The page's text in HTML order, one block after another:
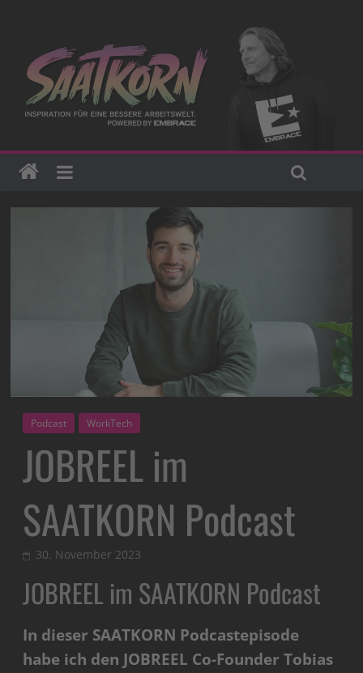
Podcast WorkTech
JOBREEL im
SAATKORN Podcast
30. November 2023
JOBREEL im SAATKORN Podcast
In dieser SAATKORN Podcastepisode
habe ich den JOBREEL Co-Founder Tobias